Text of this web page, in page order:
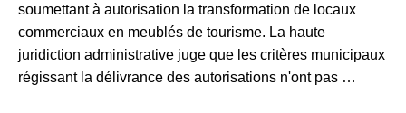
soumettant à autorisation la transformation de locaux
commerciaux en meublés de tourisme. La haute
juridiction administrative juge que les critères municipaux
régissant la délivrance des autorisations n'ont pas …